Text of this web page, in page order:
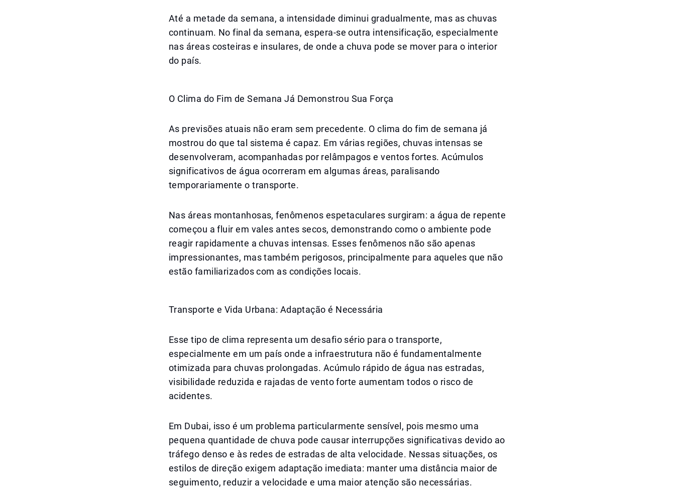
Até a metade da semana, a intensidade diminui gradualmente, mas as chuvas
continuam. No final da semana, espera-se outra intensificação, especialmente
nas áreas costeiras e insulares, de onde a chuva pode se mover para o interior
do país.
O Clima do Fim de Semana Já Demonstrou Sua Força
As previsões atuais não eram sem precedente. O clima do fim de semana já
mostrou do que tal sistema é capaz. Em várias regiões, chuvas intensas se
desenvolveram, acompanhadas por relâmpagos e ventos fortes. Acúmulos
significativos de água ocorreram em algumas áreas, paralisando
temporariamente o transporte.
Nas áreas montanhosas, fenômenos espetaculares surgiram: a água de repente
começou a fluir em vales antes secos, demonstrando como o ambiente pode
reagir rapidamente a chuvas intensas. Esses fenômenos não são apenas
impressionantes, mas também perigosos, principalmente para aqueles que não
estão familiarizados com as condições locais.
Transporte e Vida Urbana: Adaptação é Necessária
Esse tipo de clima representa um desafio sério para o transporte,
especialmente em um país onde a infraestrutura não é fundamentalmente
otimizada para chuvas prolongadas. Acúmulo rápido de água nas estradas,
visibilidade reduzida e rajadas de vento forte aumentam todos o risco de
acidentes.
Em Dubai, isso é um problema particularmente sensível, pois mesmo uma
pequena quantidade de chuva pode causar interrupções significativas devido ao
tráfego denso e às redes de estradas de alta velocidade. Nessas situações, os
estilos de direção exigem adaptação imediata: manter uma distância maior de
seguimento, reduzir a velocidade e uma maior atenção são necessárias.